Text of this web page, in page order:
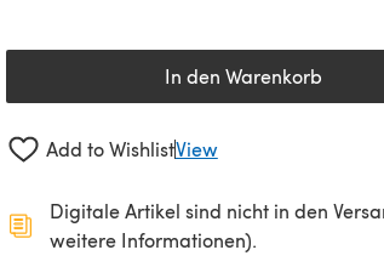
In den Warenkorb
Add to WishlistView
Digitale Artikel sind nicht in den
weitere Informationen).